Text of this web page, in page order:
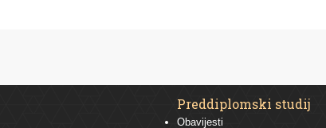
Preddiplomski studij
Obavijesti